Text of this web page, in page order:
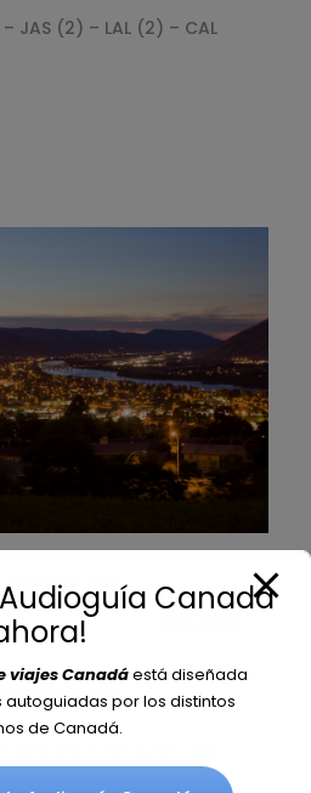
JAS (2) – LAL (2) – CAL
PACIFIC RIM
From
Oeste
Canadá
viajes Canadáestá diseñada
por los distintos
de Canadá.